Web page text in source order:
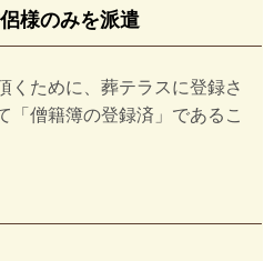
様のみを派遣
くために、葬テラスに登録さ
「僧籍簿の登録済」であるこ